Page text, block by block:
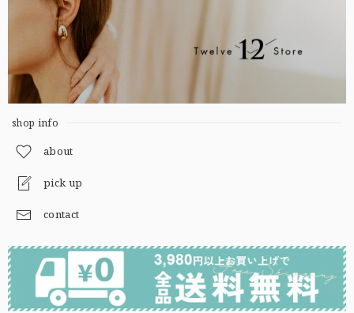
shop info
about
pick up
contact